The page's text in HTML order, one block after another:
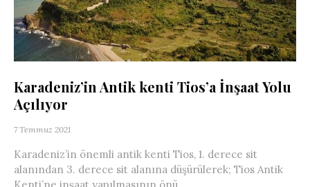
Karadeniz’in Antik kenti Tios’a İnşaat Yolu
Açılıyor
7 Temmuz 2021
Karadeniz’in önemli antik kenti Tios, 1. derece sit
alanından 3. derece sit alanına düşürülerek; Tios Antik